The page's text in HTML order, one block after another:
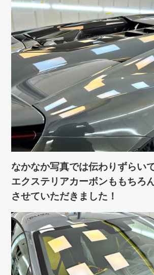
なかなか写真では伝わりずらい
エクステリアカーボンももちろ
させていただきました！